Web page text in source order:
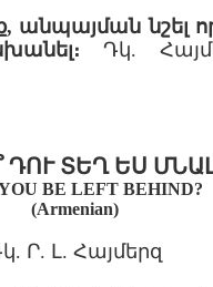
անպայման նշել
Դկ.
ԴՈՒ ՏԵՂ ԵՍ
BE LEFT BEHIND?
(Armenian)
Ր. Լ. Հայմերզ